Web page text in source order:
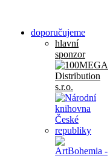
doporučujeme
hlavní
sponzor